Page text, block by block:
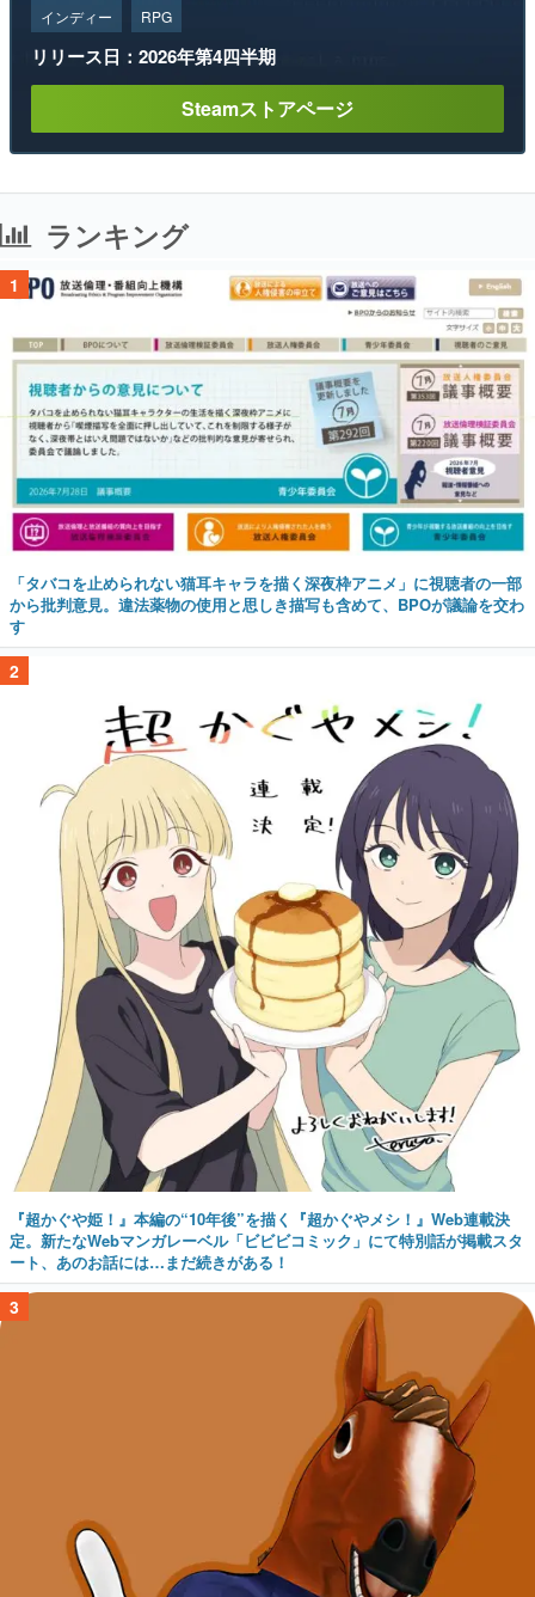
インディー RPG
リリース日：2026年第4四半期
Steamストアページ
ランキング
1
「タバコを止められない猫耳キャラを描く深夜枠アニメ」に視聴者の一部
から批判意見。違法薬物の使用と思しき描写も含めて、BPOが議論を交わ
す
2
『超かぐや姫！』本編の“10年後”を描く『超かぐやメシ！』Web連載決
定。新たなWebマンガレーベル「ビビビコミック」にて特別話が掲載スタ
ート、あのお話には…まだ続きがある！
3